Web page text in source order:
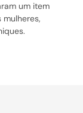
um item